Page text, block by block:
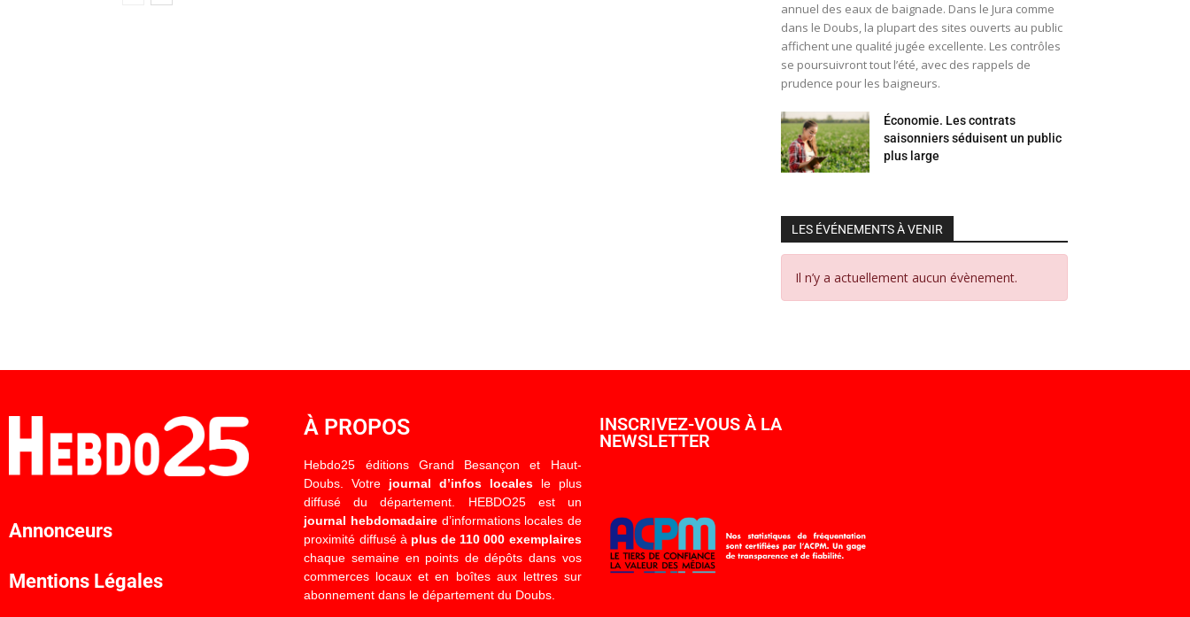
annuel des eaux de baignade. Dans le Jura comme
dans le Doubs, la plupart des sites ouverts au public
affichent une qualité jugée excellente. Les contrôles
se poursuivront tout l’été, avec des rappels de
prudence pour les baigneurs.
Économie. Les contrats
saisonniers séduisent un public
plus large
LES ÉVÉNEMENTS À VENIR
Il n’y a actuellement aucun évènement.
Annonceurs
Mentions Légales
À PROPOS
Hebdo25 éditions Grand Besançon et Haut-
Doubs. Votre journal d’infos localesle plus
diffusé du département. HEBDO25 est un
journal hebdomadaired’informations locales de
proximité diffusé à plus de 110 000 exemplaires
chaque semaine en points de dépôts dans vos
commerces locaux et en boîtes aux lettres sur
abonnement dans le département du Doubs.
INSCRIVEZ-VOUS À LA
NEWSLETTER